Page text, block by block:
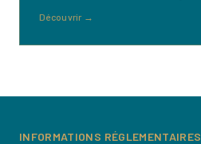
Découvrir→
INFORMATIONS RÉGLEMENTAIRES